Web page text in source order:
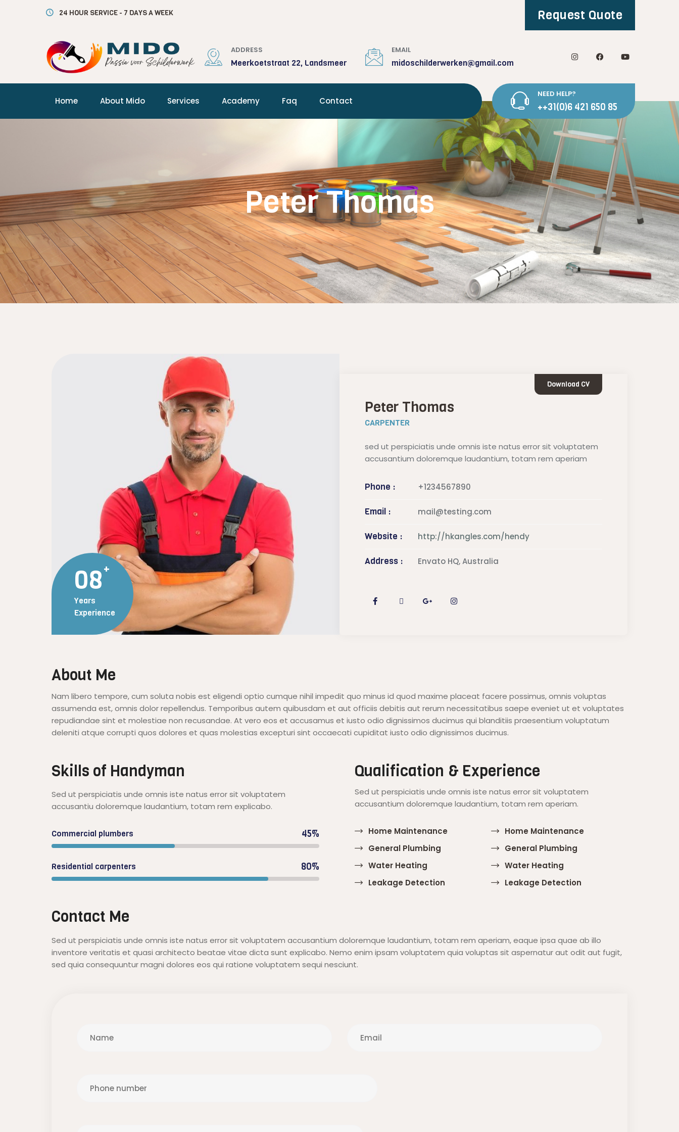
24 HOUR SERVICE - 7 DAYS A WEEK Request Quote
ADDRESS
Meerkoetstraat 22, Landsmeer
EMAIL
midoschilderwerken@gmail.com
Home About Mido Services Academy Faq Contact
NEED HELP?
++31(0)6 421 650 85
Peter Thomas
08
Years
Experience
Download CV
Peter Thomas
CARPENTER
sed ut perspiciatis unde omnis iste natus error sit voluptatem
accusantium doloremque laudantium, totam rem aperiam
Phone : +1234567890
Email : mail@testing.com
Website : http://hkangles.com/hendy
Address : Envato HQ, Australia
About Me
Nam libero tempore, cum soluta nobis est eligendi optio cumque nihil impedit quo minus id quod maxime placeat facere possimus, omnis voluptas
assumenda est, omnis dolor repellendus. Temporibus autem quibusdam et aut officiis debitis aut rerum necessitatibus saepe eveniet ut et voluptates
repudiandae sint et molestiae non recusandae. At vero eos et accusamus et iusto odio dignissimos ducimus qui blanditiis praesentium voluptatum
deleniti atque corrupti quos dolores et quas molestias excepturi sint occaecati cupiditat iusto odio dignissimos ducimus.
Skills of Handyman
Sed ut perspiciatis unde omnis iste natus error sit voluptatem
accusantiu doloremque laudantium, totam rem explicabo.
Commercial plumbers 45%
Residential carpenters 80%
Qualification & Experience
Sed ut perspiciatis unde omnis iste natus error sit voluptatem
accusantium doloremque laudantium, totam rem aperiam.
Home Maintenance
General Plumbing
Water Heating
Leakage Detection
Home Maintenance
General Plumbing
Water Heating
Leakage Detection
Contact Me
Sed ut perspiciatis unde omnis iste natus error sit voluptatem accusantium doloremque laudantium, totam rem aperiam, eaque ipsa quae ab illo
inventore veritatis et quasi architecto beatae vitae dicta sunt explicabo. Nemo enim ipsam voluptatem quia voluptas sit aspernatur aut odit aut fugit,
sed quia consequuntur magni dolores eos qui ratione voluptatem sequi nesciunt.